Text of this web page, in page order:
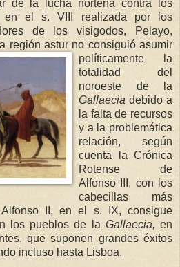
de la lucha norteña contra los
en el s. VIII realizada por los
de los visigodos, Pelayo,
región astur no consiguióasumir
políticamente la
totalidad del
noroeste de
la
Gallaecia debido a
la falta de recursos
y a la problemática
relación, según
cuenta
la Crónica
Rotense de
Alfonso III, con los
cabecillas más
II, en el s. IX, consigue
los pueblos de
la Gallaecia, en
que suponen grandes éxitos
incluso hasta Lisboa.